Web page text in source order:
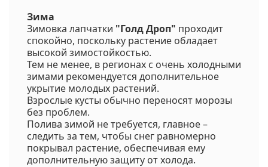
Зима
Зимовка лапчатки "Голд Дроп" проходит
спокойно, поскольку растение обладает
высокой зимостойкостью.
Тем не менее, в регионах с очень холодными
зимами рекомендуется дополнительное
укрытие молодых растений.
Взрослые кусты обычно переносят морозы
без проблем.
Полива зимой не требуется, главное –
следить за тем, чтобы снег равномерно
покрывал растение, обеспечивая ему
дополнительную защиту от холода.